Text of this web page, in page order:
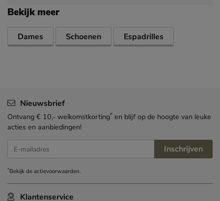
Bekijk meer
Dames Schoenen Espadrilles
Klantenservice
Nieuwsbrief
Ontvang € 10,- welkomstkorting* en blijf op de hoogte van leuke
acties en aanbiedingen!
E-mailadres Inschrijven
*Bekijk deactievoorwaarden.